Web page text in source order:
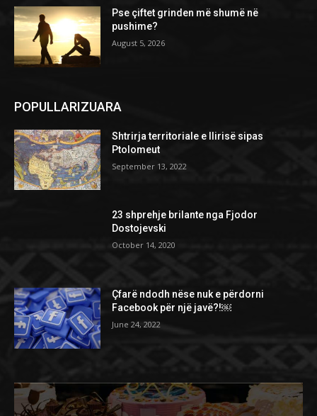
Pse çiftet grinden më shumë në
pushime?
August 5, 2026
POPULLARIZUARA
Shtrirja territoriale e Ilirisë sipas
Ptolomeut
September 13, 2022
23 shprehje brilante nga Fjodor
Dostojevski
October 14, 2020
Çfarë ndodh nëse nuk e përdorni
Facebook për një javë?!￼
June 24, 2022